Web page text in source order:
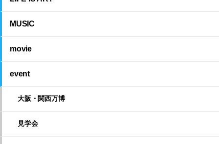
MUSIC
movie
event
大阪・関西万博
見学会